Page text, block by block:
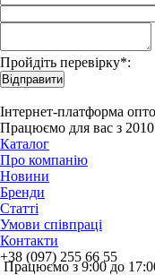
Пройдіть перевірку*:
Відправити
Інтернет-платформа
Працюємо для вас з
Каталог
Про компанію
Новини
Бренди
Статті
Умови співпраці
Контакти
+38 (097) 255 66 55
Працюємо з 9:00 до